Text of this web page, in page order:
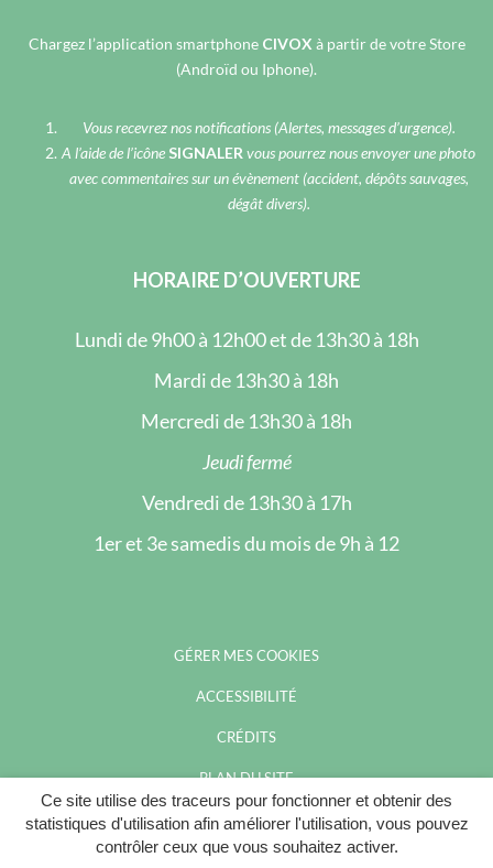
Ce site utilise des traceurs pour fonctionner et obtenir des
statistiques d'utilisation afin améliorer l'utilisation, vous pouvez
contrôler ceux que vous souhaitez activer.
Chargez l’application smartphone CIVOX à partir de votre Store
(Androïd ou Iphone).
Vous recevrez nos notifications (Alertes, messages d’urgence).
A l’aide de l’icône SIGNALER vous pourrez nous envoyer une photo
avec commentaires sur un évènement (accident, dépôts sauvages,
dégât divers).
HORAIRE D’OUVERTURE
Lundi de 9h00 à 12h00 et de 13h30 à 18h
Mardi de 13h30 à 18h
Mercredi de 13h30 à 18h
Jeudi fermé
Vendredi de 13h30 à 17h
1er et 3e samedis du mois de 9h à 12
GÉRER MES COOKIES
ACCESSIBILITÉ
CRÉDITS
PLAN DU SITE
MENTIONS LÉGALES
POLITIQUE DE CONFIDENTIALITÉ